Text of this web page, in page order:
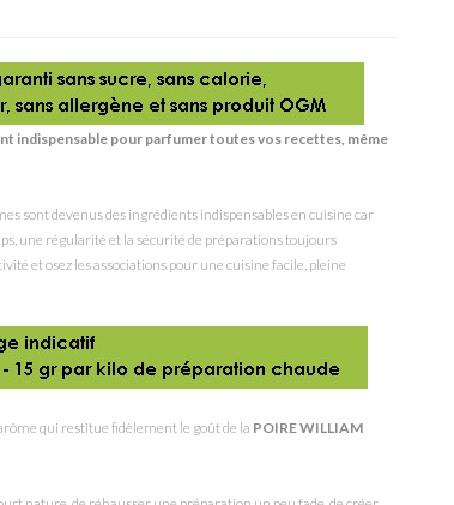
indispensable pour parfumer toutes vos recettes, même
sont devenus des ingrédients indispensables en cuisine car
une régularité et la sécurité de préparations toujours
et osez les associations pour une cuisine facile, pleine
qui restitue fidèlement le goût de la POIRE WILLIAM